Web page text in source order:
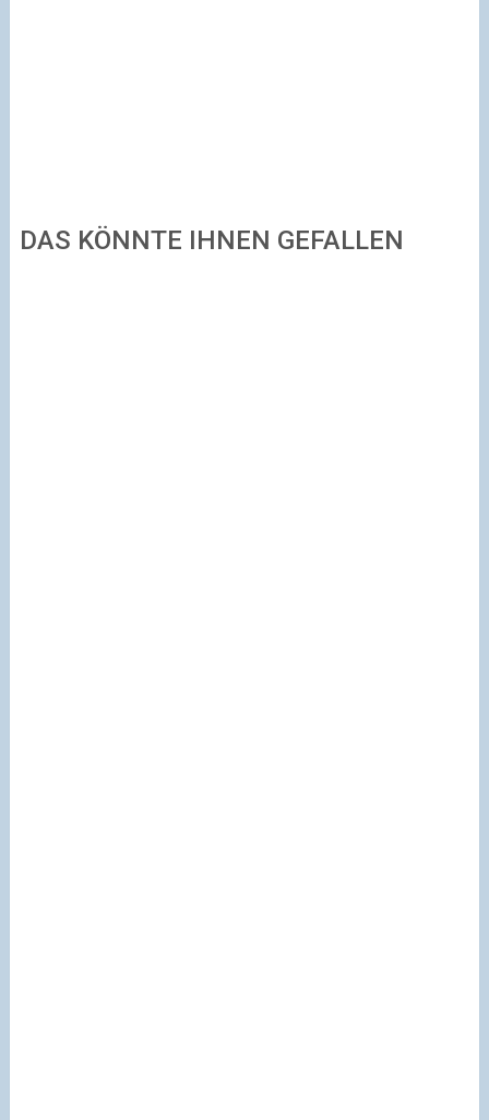
DAS KÖNNTE IHNEN GEFALLEN